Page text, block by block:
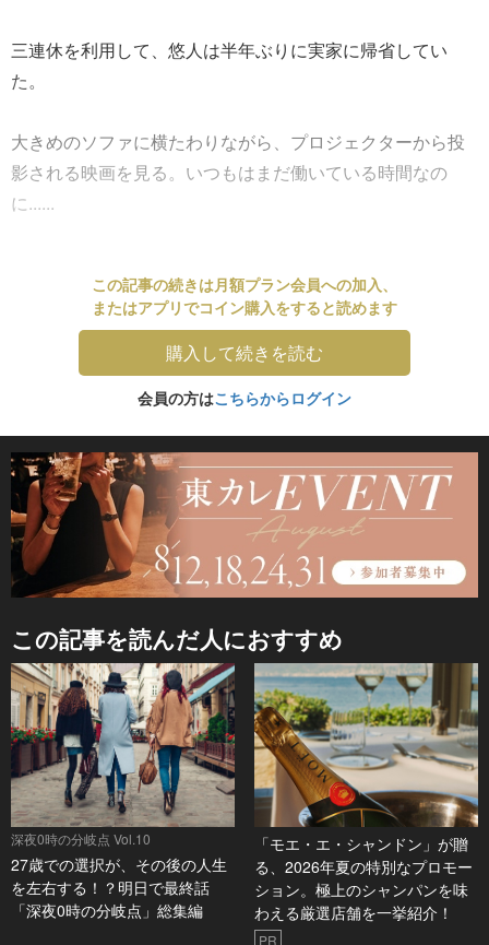
三連休を利用して、悠人は半年ぶりに実家に帰省してい
た。
大きめのソファに横たわりながら、プロジェクターから投
影される映画を見る。いつもはまだ働いている時間なの
に......
この記事の続きは月額プラン会員への加入、
またはアプリでコイン購入をすると読めます
購入して続きを読む
会員の方はこちらからログイン
この記事を読んだ人におすすめ
深夜0時の分岐点 Vol.10
27歳での選択が、その後の人生
を左右する！？明日で最終話
「深夜0時の分岐点」総集編
「モエ・エ・シャンドン」が贈
る、2026年夏の特別なプロモー
ション。極上のシャンパンを味
わえる厳選店舗を一挙紹介！
PR